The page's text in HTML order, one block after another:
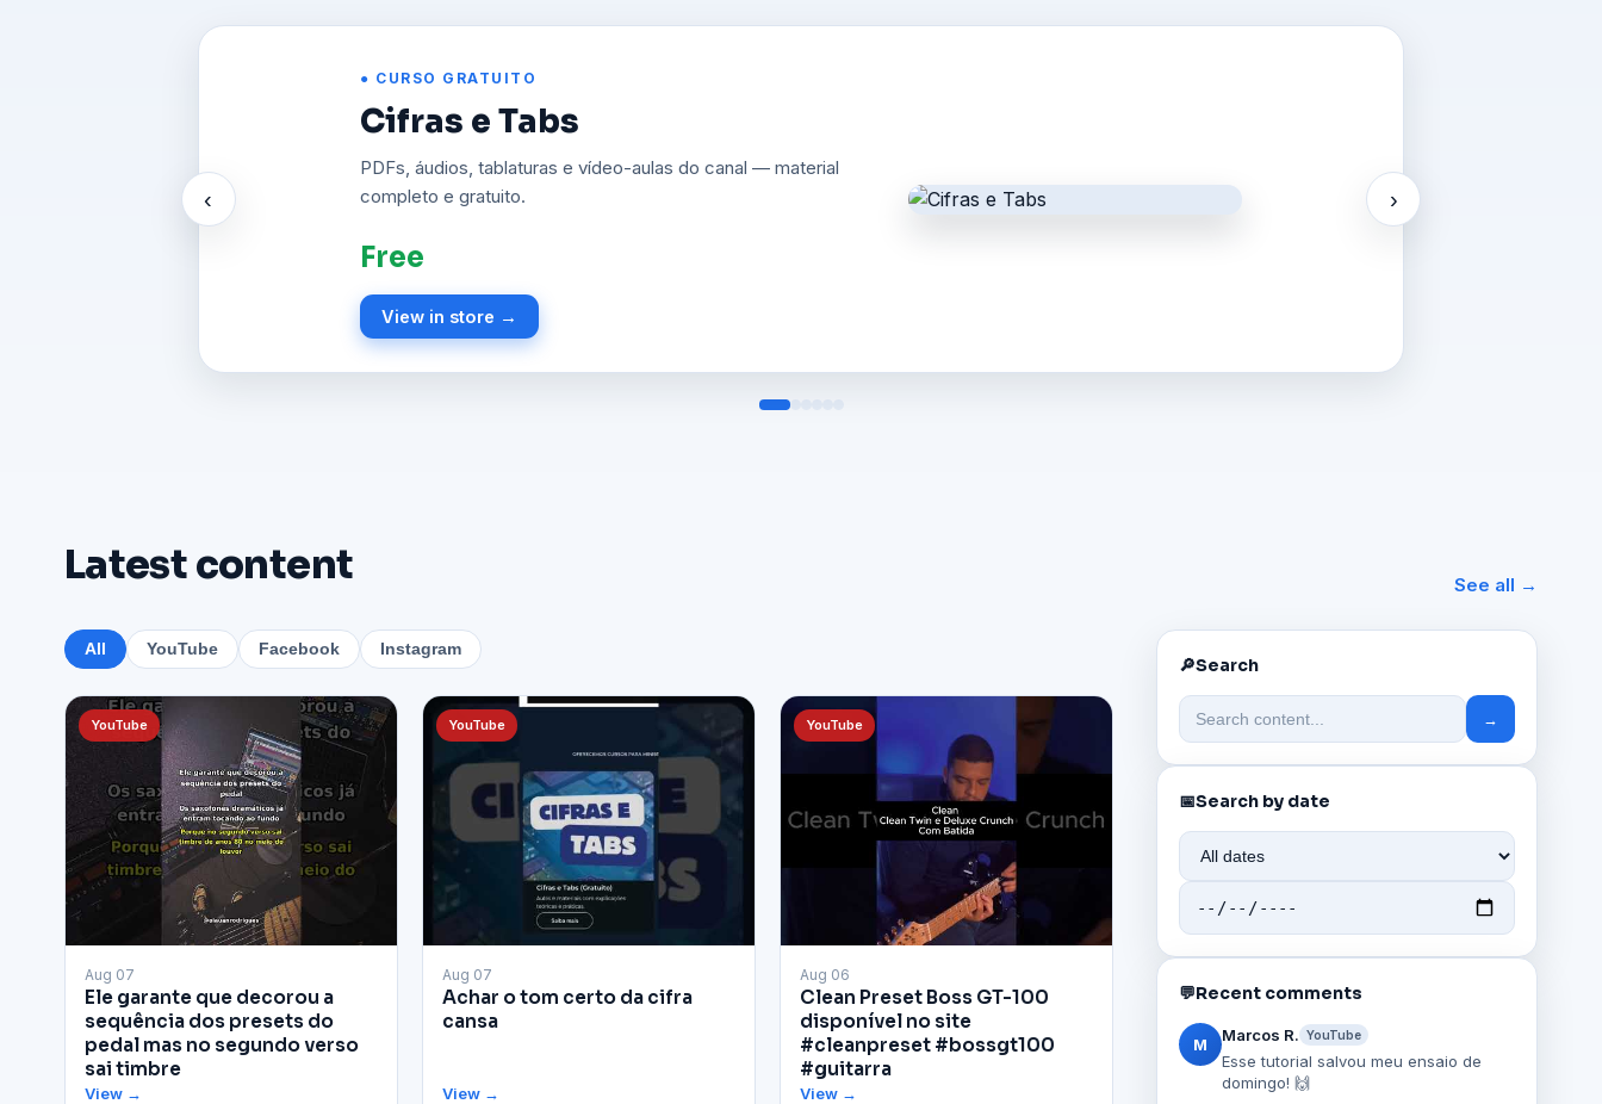
‹ ›
● CURSO
Projeção na Igreja
Projete letras, versículos, vídeos e avisos com excelência
durante o culto.
R$ 42,90
View in store →
Latest content See all →
All YouTube Facebook Instagram
YouTube
▶
Aug 07
Ele garante que decorou a
sequência dos presets do
pedal mas no segundo verso
sai timbre
View →
YouTube
▶
Aug 07
Achar o tom certo da cifra
cansa
View →
YouTube
▶
Aug 06
Clean Preset Boss GT-100
disponível no site
#cleanpreset #bossgt100
#guitarra
View →
🔎Search
→
📅Search by date
💬Recent comments
M Marcos R. YouTube
Esse tutorial salvou meu ensaio de
domingo! 🙌